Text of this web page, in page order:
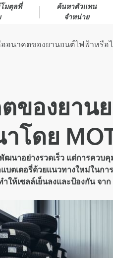
มตุลที่
ค้นหาตัวแทน
จำหน่าย
อนาคตของยานยนต์ไฟฟ้าหรือ
ของยาน
โดย
ฒนาอย่างรวดเร็ว แต่การคว
บตเตอรี่ด้วยแนวทางใหม่ในก
ให้เซลล์เย็นลงและป้องกัน จา